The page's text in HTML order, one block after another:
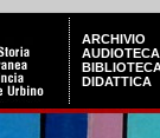
ARCHIVIO
AUDIOTECA
DIDATTICA